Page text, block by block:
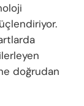
doğrudan